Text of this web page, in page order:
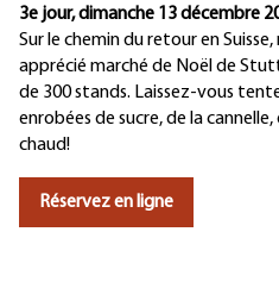
3e jour, dimanche 13 décembre
Sur le chemin du retour en
apprécié marché de Noël de
de 300 stands. Laissez-vous
enrobées de sucre, de la
chaud!
Réservez en ligne